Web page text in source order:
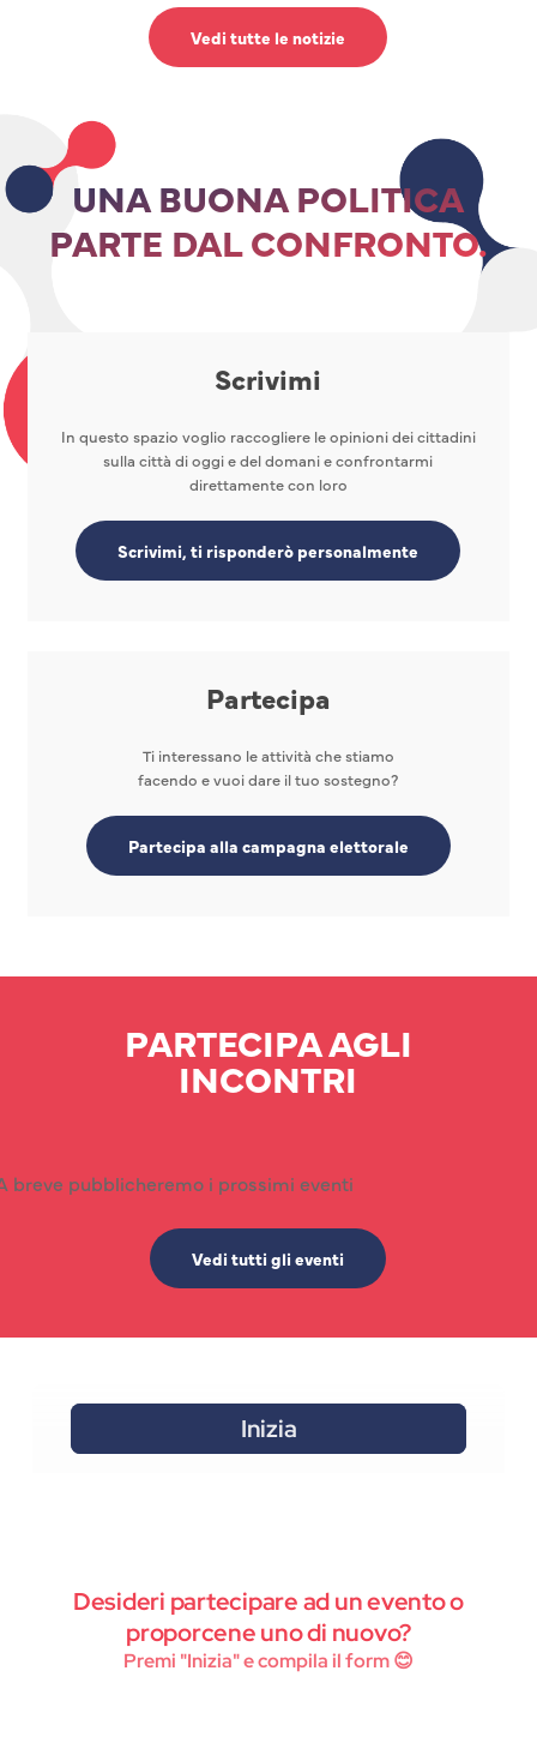
Vedi tutte le notizie
UNA BUONA POLITICA
PARTE DAL CONFRONTO.
Scrivimi
In questo spazio voglio raccogliere le opinioni dei cittadini
sulla città di oggi e del domani e confrontarmi
direttamente con loro
Scrivimi, ti risponderò personalmente
Partecipa
Ti interessano le attività che stiamo
facendo e vuoi dare il tuo sostegno?
Partecipa alla campagna elettorale
PARTECIPA AGLI
INCONTRI
breve pubblicheremo i prossimi eventi
Vedi tutti gli eventi